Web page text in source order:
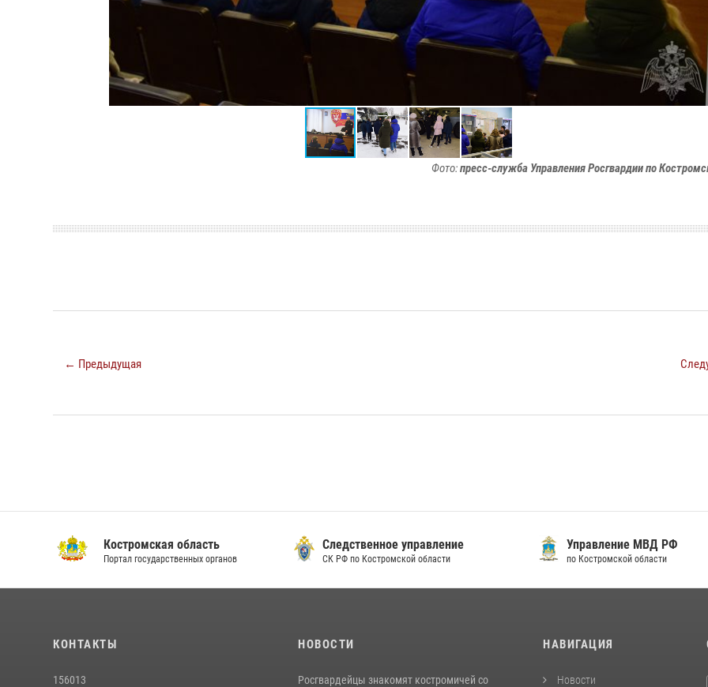
Фото:пресс-служба Управления Росгвардии по
← Предыдущая
Костромская область
Портал государственных органов
Следственное управление
СК РФ по Костромской области
Управление МВД РФ
по Костромской области
КОНТАКТЫ
156013
НОВОСТИ
Росгвардейцы знакомят костромичей со
НАВИГАЦИЯ
Новости